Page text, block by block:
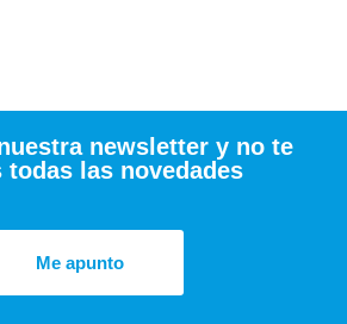
newsletter y no te
todas las novedades
Me apunto